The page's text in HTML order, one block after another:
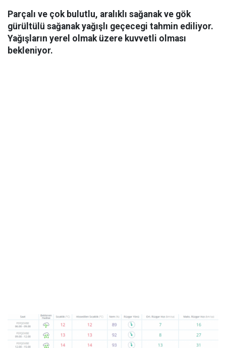
Parçalı ve çok bulutlu, aralıklı sağanak ve gök
gürültülü sağanak yağışlı geçecegi tahmin ediliyor.
Yağışların yerel olmak üzere kuvvetli olması
bekleniyor.